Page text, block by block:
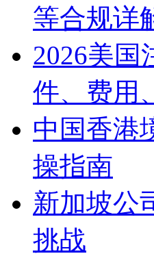
等合规详
2026美国
件、费用
中国香港
操指南
新加坡公
挑战